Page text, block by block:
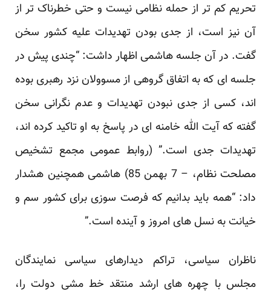
تحریم کم تر از حمله نظامی نیست و حتی خطرناک تر از
آن نیز است، از جدی بودن تهدیدات علیه کشور سخن
گفت. در آن جلسه هاشمی اظهار داشت: “چندی پیش در
جلسه ای که به اتفاق گروهی از مسوولان نزد رهبری بوده
اند، کسی از جدی نبودن تهدیدات و عدم نگرانی سخن
گفته که آیت الله خامنه ای در پاسخ به او تاکید کرده اند،
تهدیدات جدی است.” (روابط عمومی مجمع تشخیص
مصلحت نظام، – 7 بهمن 85) هاشمی همچنین هشدار
داد: “همه باید بدانیم که فرصت سوزی برای کشور سم و
خیانت به نسل های امروز و آینده است.”
ناظران سیاسی، تراکم دیدارهای سیاسی نمایندگان
مجلس با چهره های ارشد منتقد خط مشی دولت را،